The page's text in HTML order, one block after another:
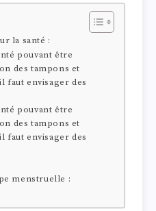
la santé :
pouvant être
des tampons et
faut envisager des
pouvant être
des tampons et
faut envisager des
menstruelle :